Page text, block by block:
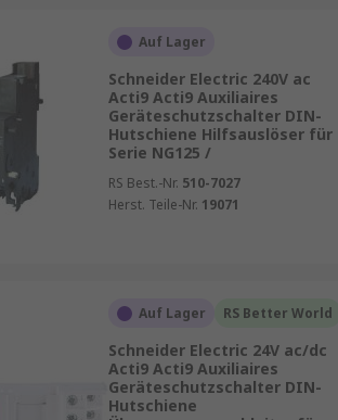
des Leitungsschutzes und
Nennstrom, Ausschaltvermögen,
hochwertiger Sicherungsautomaten
, die für geprüfte Qualität, Sicherheit und
Auf Lager
Schneider Electric 240V ac
Acti9 Acti9 Auxiliaires
Geräteschutzschalter DIN-
Hutschiene Hilfsauslöser für
Serie NG125 /
RS Best.-Nr. 510-7027
Herst. Teile-Nr. 19071
Auf Lager RS Better World
Schneider Electric 24V ac/dc
Acti9 Acti9 Auxiliaires
Geräteschutzschalter DIN-
Hutschiene